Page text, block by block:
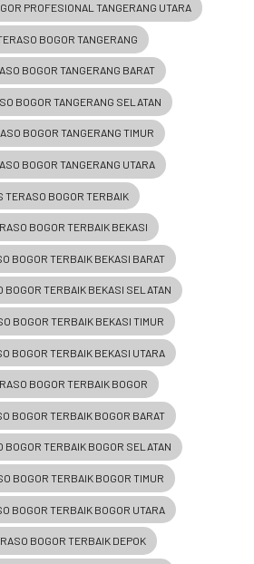
PROFESIONAL TANGERANG UTARA
BOGOR TANGERANG
BOGOR TANGERANG BARAT
BOGOR TANGERANG SELATAN
BOGOR TANGERANG TIMUR
BOGOR TANGERANG UTARA
TERASO BOGOR TERBAIK
BOGOR TERBAIK BEKASI
BOGOR TERBAIK BEKASI BARAT
BOGOR TERBAIK BEKASI SELATAN
BOGOR TERBAIK BEKASI TIMUR
BOGOR TERBAIK BEKASI UTARA
BOGOR TERBAIK BOGOR
BOGOR TERBAIK BOGOR BARAT
BOGOR TERBAIK BOGOR SELATAN
BOGOR TERBAIK BOGOR TIMUR
BOGOR TERBAIK BOGOR UTARA
BOGOR TERBAIK DEPOK